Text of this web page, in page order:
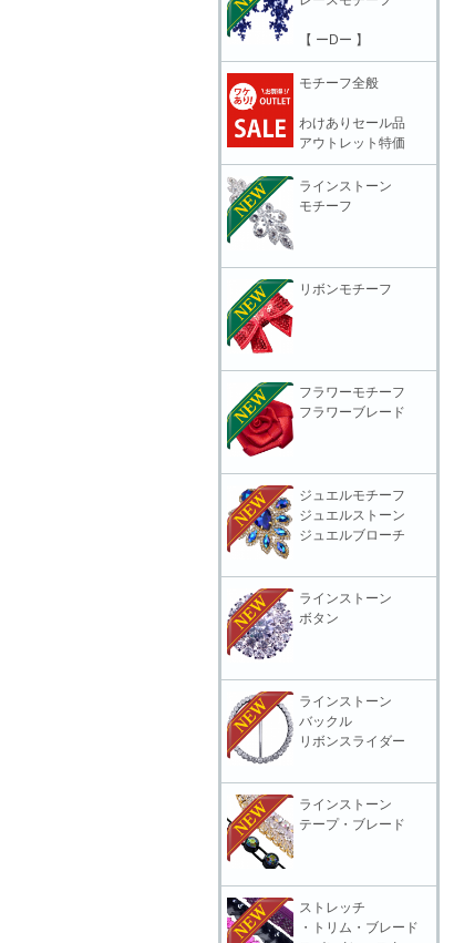
【 ーDー 】
モチーフ全般
わけありセール品
アウトレット特価
ラインストーン
モチーフ
リボンモチーフ
フラワーモチーフ
フラワーブレード
ジュエルモチーフ
ジュエルストーン
ジュエルブローチ
ラインストーン
ボタン
ラインストーン
バックル
リボンスライダー
ラインストーン
テープ・ブレード
ストレッチ
・トリム・ブレード